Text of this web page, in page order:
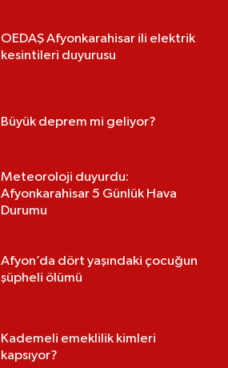
OEDAŞ Afyonkarahisar ili elektrik
kesintileri duyurusu
Büyük deprem mi geliyor?
Meteoroloji duyurdu:
Afyonkarahisar 5 Günlük Hava
Durumu
Afyon’da dört yaşındaki çocuğun
şüpheli ölümü
Kademeli emeklilik kimleri
kapsıyor?